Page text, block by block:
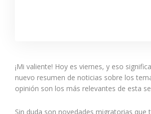
¡Mi valiente! Hoy es viernes, y eso
nuevo resumen de noticias sobre los
opinión son los más relevantes de esta
Sin duda son novedades migratorias que